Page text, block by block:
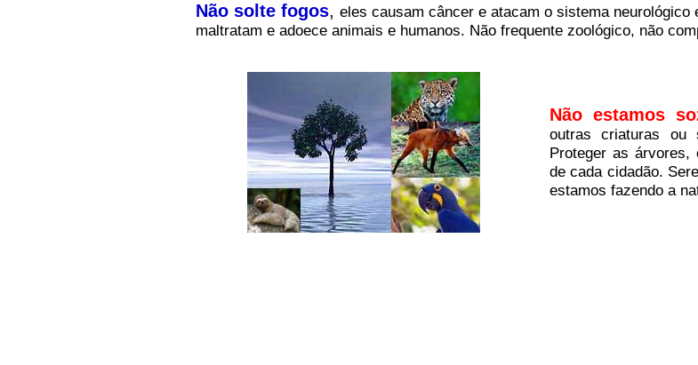
Não solte fogos, eles causam câncer e atacam o sistema
maltratam e adoece animais e humanos. Não frequente zoológico, não
Não estamos
outras criaturas ou
Proteger as
de cada cidadão.
estamos fazendo a